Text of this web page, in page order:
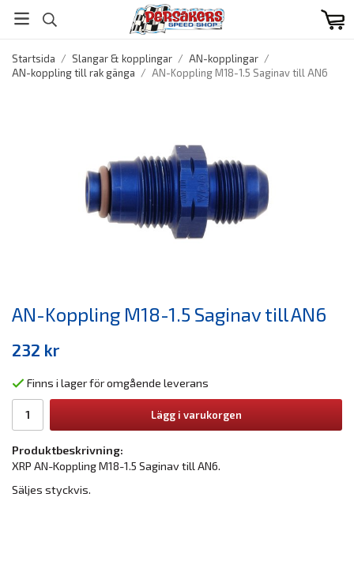
Startsida / Slangar & kopplingar / AN-kopplingar /
AN-koppling till rak gänga / AN-Koppling M18-1.5 Saginav till AN6
AN-Koppling M18-1.5 Saginav till AN6
232 kr
Finns i lager för omgående leverans
Lägg i varukorgen
Produktbeskrivning:
XRP AN-Koppling M18-1.5 Saginav till AN6.
Säljes styckvis.